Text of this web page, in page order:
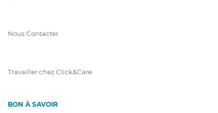
Nous Contacter
Travailler chez Click&Care
BON À SAVOIR